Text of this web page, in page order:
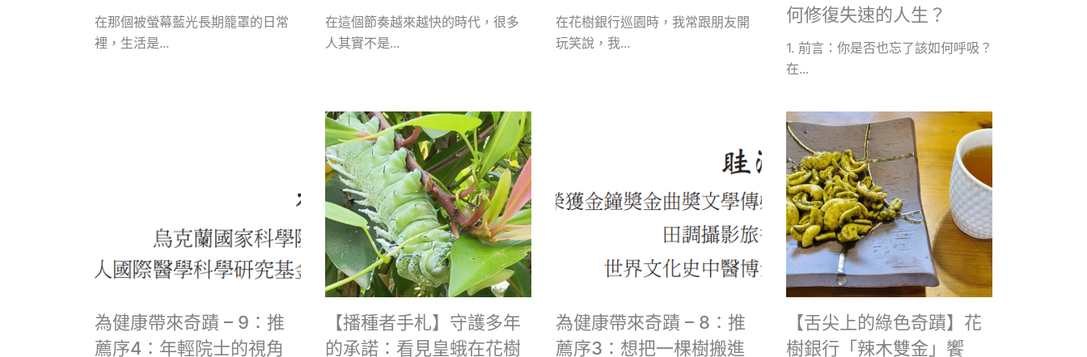
在那個被螢幕藍光長期籠罩的日常
裡，生活是...
在這個節奏越來越快的時代，很多
人其實不是...
在花樹銀行巡園時，我常跟朋友開
玩笑說，我...
何修復失速的人生？
1. 前言：你是否也忘了該如何呼吸？
在...
為健康帶來奇蹟 – 9：推
薦序4：年輕院士的視角
【播種者手札】守護多年
的承諾：看見皇蛾在花樹
為健康帶來奇蹟 – 8：推
薦序3：想把一棵樹搬進
【舌尖上的綠色奇蹟】花
樹銀行「辣木雙金」饗